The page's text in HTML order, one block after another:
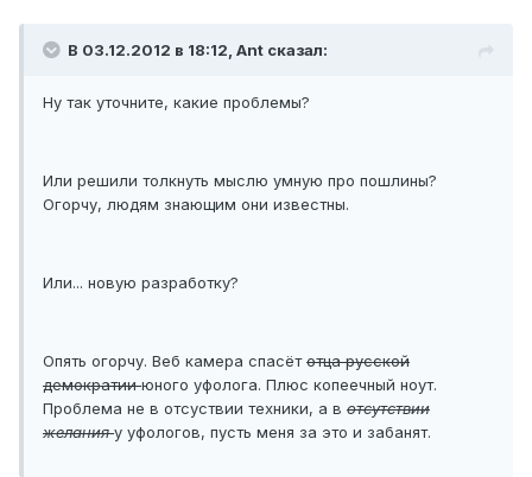
В 03.12.2012 в 18:12, Ant сказал:
Ну так уточните, какие проблемы?
Или решили толкнуть мыслю умную про пошлины?
Огорчу, людям знающим они известны.
Или... новую разработку?
Опять огорчу. Веб камера спасётотца русской
демократииюного уфолога. Плюс копеечный ноут.
Проблема не в отсуствии техники, а в отсутствии
желанияу уфологов, пусть меня за это и забанят.